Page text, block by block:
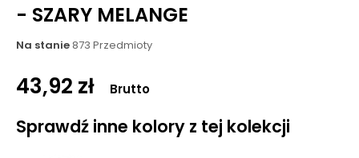
- SZARY MELANGE
Na stanie873 Przedmioty
43,92 zł Brutto
Sprawdź inne kolory z tej kolekcji